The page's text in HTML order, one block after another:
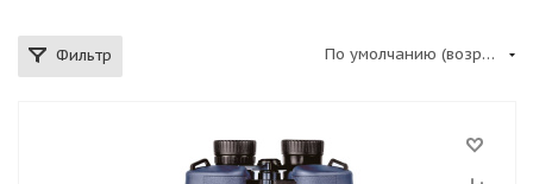
Фильтр По умолчанию (возрастание)